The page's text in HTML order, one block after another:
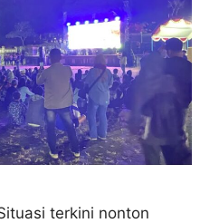
terkini nonton